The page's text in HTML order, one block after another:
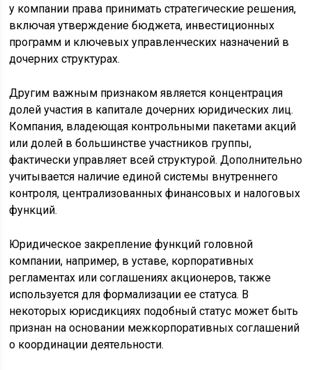
у компании права принимать стратегические решения,
включая утверждение бюджета, инвестиционных
программ и ключевых управленческих назначений в
дочерних структурах.
Другим важным признаком является концентрация
долей участия в капитале дочерних юридических лиц.
Компания, владеющая контрольными пакетами акций
или долей в большинстве участников группы,
фактически управляет всей структурой. Дополнительно
учитывается наличие единой системы внутреннего
контроля, централизованных финансовых и налоговых
функций.
Юридическое закрепление функций головной
компании, например, в уставе, корпоративных
регламентах или соглашениях акционеров, также
используется для формализации ее статуса. В
некоторых юрисдикциях подобный статус может быть
признан на основании межкорпоративных соглашений
о координации деятельности.